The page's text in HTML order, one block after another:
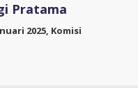
Pratama
2025, Komisi